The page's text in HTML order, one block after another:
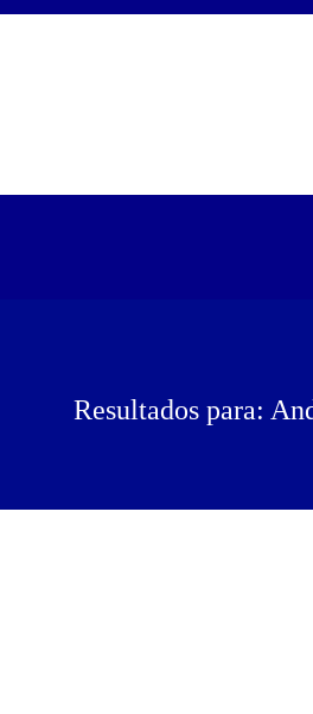
Resultados para: